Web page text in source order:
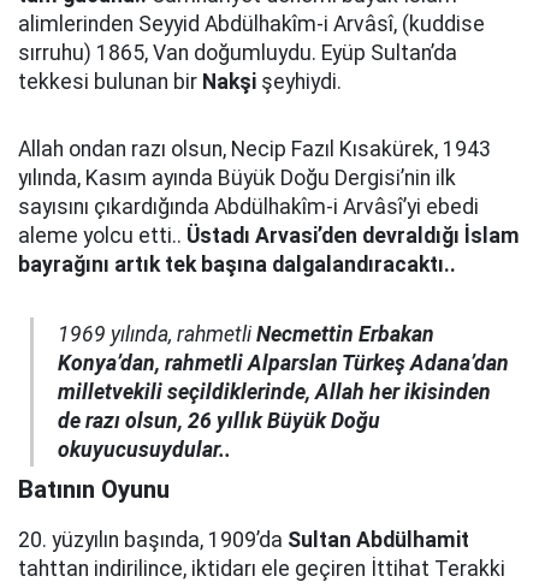
alimlerinden Seyyid Abdülhakîm-i Arvâsî, (kuddise
sırruhu) 1865, Van doğumluydu. Eyüp Sultan’da
tekkesi bulunan bir Nakşi şeyhiydi.
Allah ondan razı olsun, Necip Fazıl Kısakürek, 1943
yılında, Kasım ayında Büyük Doğu Dergisi’nin ilk
sayısını çıkardığında Abdülhakîm-i Arvâsî’yi ebedi
aleme yolcu etti.. Üstadı Arvasi’den devraldığı İslam
bayrağını artık tek başına dalgalandıracaktı..
1969 yılında, rahmetli Necmettin Erbakan
Konya’dan, rahmetli Alparslan Türkeş Adana’dan
milletvekili seçildiklerinde, Allah her ikisinden
de razı olsun, 26 yıllık Büyük Doğu
okuyucusuydular..
Batının Oyunu
20. yüzyılın başında, 1909’da Sultan Abdülhamit
tahttan indirilince, iktidarı ele geçiren İttihat Terakki